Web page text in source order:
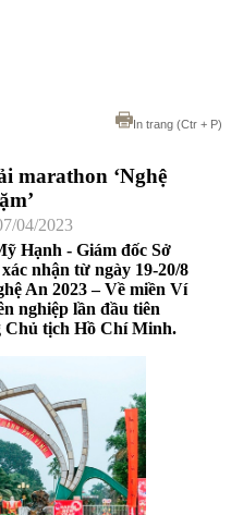
In trang (Ctr + P)
marathon ‘Nghệ
04/2023
Hạnh - Giám đốc Sở
nhận từ ngày 19-20/8
An 2023 – Về miền Ví
nghiệp lần đầu tiên
Chủ tịch Hồ Chí Minh.